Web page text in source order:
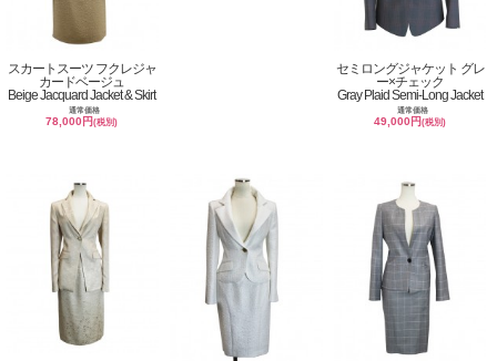
スカートスーツ フクレジャ
カードベージュ
Beige Jacquard Jacket & Skirt
通常価格
78,000円(税別)
セミロングジャケット グレ
ー×チェック
Gray Plaid Semi-Long Jacket
通常価格
49,000円(税別)